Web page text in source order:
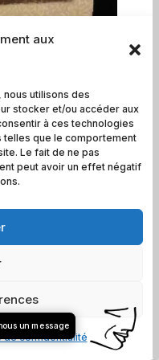
aux
utilisons des
stocker et/ou accéder aux
à ces technologies
que le comportement
Le fait de ne pas
peut avoir un effet négatif
de confidentialité
un message